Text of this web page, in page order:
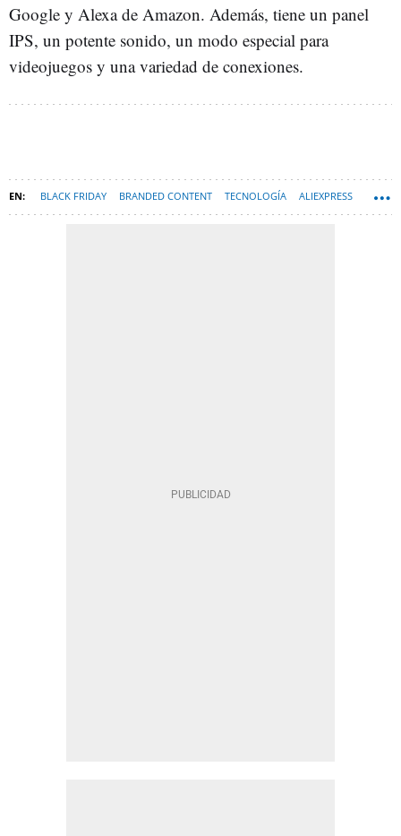
Google y Alexa de Amazon. Además, tiene un panel
IPS, un potente sonido, un modo especial para
videojuegos y una variedad de conexiones.
BLACK FRIDAY BRANDED CONTENT TECNOLOGÍA ALIEXPRESS